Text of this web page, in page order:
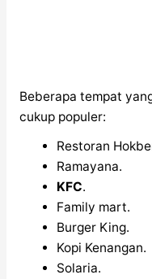
Beberapa tempat
cukup populer:
Restoran
Ramayana.
KFC.
Family mart.
Burger King.
Kopi Kenangan.
Solaria.